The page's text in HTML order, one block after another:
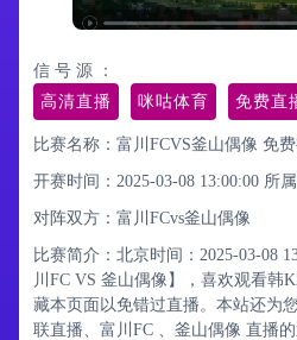
信 号 源 ：
高清直播
咪咕体育 免费直
比赛名称：富川FCVS釜山偶像 免
开赛时间：2025-03-08 13:00:00 所
对阵双方：富川FCvs釜山偶像
比赛简介：北京时间：2025-03-08
川FC VS 釜山偶像】，喜欢观看韩
藏本页面以免错过直播。本站还为
联直播、富川FC 、釜山偶像 直播